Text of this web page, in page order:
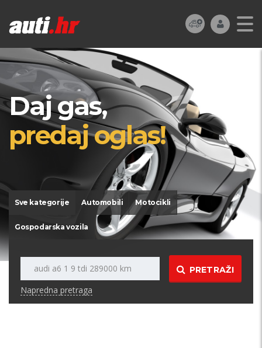
Daj gas,
predaj oglas!
Sve kategorije Automobili Motocikli
Gospodarska vozila
PRETRAŽI
Napredna pretraga